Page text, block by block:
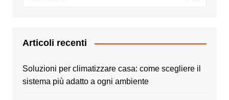
Articoli recenti
Soluzioni per climatizzare casa: come scegliere il
sistema più adatto a ogni ambiente